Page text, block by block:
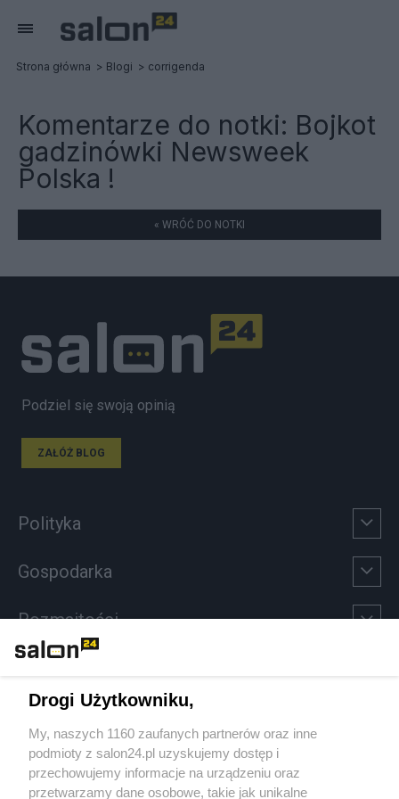
Strona główna Blogi corrigenda
Komentarze do notki: Bojkot
gadzinówki Newsweek
Polska !
« WRÓĆ DO NOTKI
Podziel się swoją opinią
ZAŁÓŻ BLOG
Polityka
Gospodarka
Rozmaitości
Sport
Społeczeństwo
Drogi Użytkowniku,
My, naszych 1160 zaufanych partnerów oraz inne
podmioty z salon24.pl uzyskujemy dostęp i
przechowujemy informacje na urządzeniu oraz
przetwarzamy dane osobowe, takie jak unikalne